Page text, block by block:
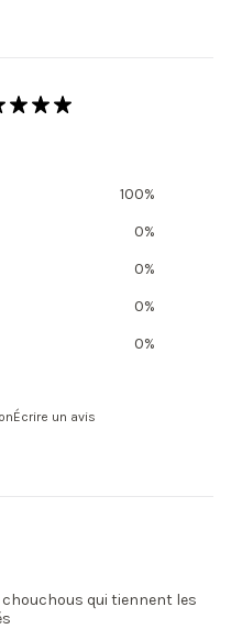
100%
0%
0%
0%
0%
Écrire un avis
qui tiennent les